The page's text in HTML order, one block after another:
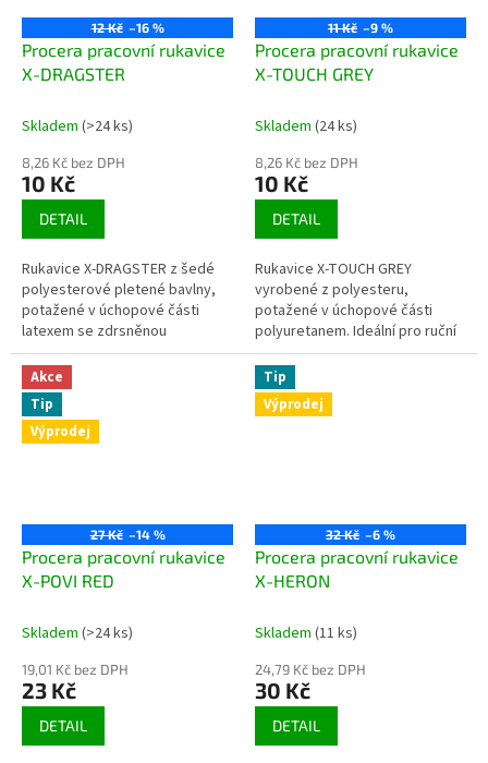
12 Kč –16 %
Procera pracovní rukavice
X-DRAGSTER
Skladem (>24 ks)
8,26 Kč bez DPH
10 Kč
DETAIL
Rukavice X-DRAGSTER z šedé
polyesterové pletené bavlny,
potažené v úchopové části
latexem se zdrsněnou
strukturou. Velmi dobrá
přilnavost. Ukončeno lemem.
11 Kč –9 %
Procera pracovní rukavice
X-TOUCH GREY
Skladem (24 ks)
8,26 Kč bez DPH
10 Kč
DETAIL
Rukavice X-TOUCH GREY
vyrobené z polyesteru,
potažené v úchopové části
polyuretanem. Ideální pro ruční
práci. Velmi dobrý pocit z
drženého objektu. Dobře se...
Akce
Tip
Výprodej
27 Kč –14 %
Procera pracovní rukavice
X-POVI RED
Skladem (>24 ks)
19,01 Kč bez DPH
23 Kč
DETAIL
Tip
Výprodej
32 Kč –6 %
Procera pracovní rukavice
X-HERON
Skladem (11 ks)
24,79 Kč bez DPH
30 Kč
DETAIL